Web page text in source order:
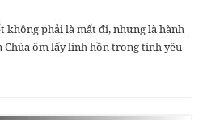
phải là mất đi, nhưng là hành
ôm lấy linh hồn trong tình yêu